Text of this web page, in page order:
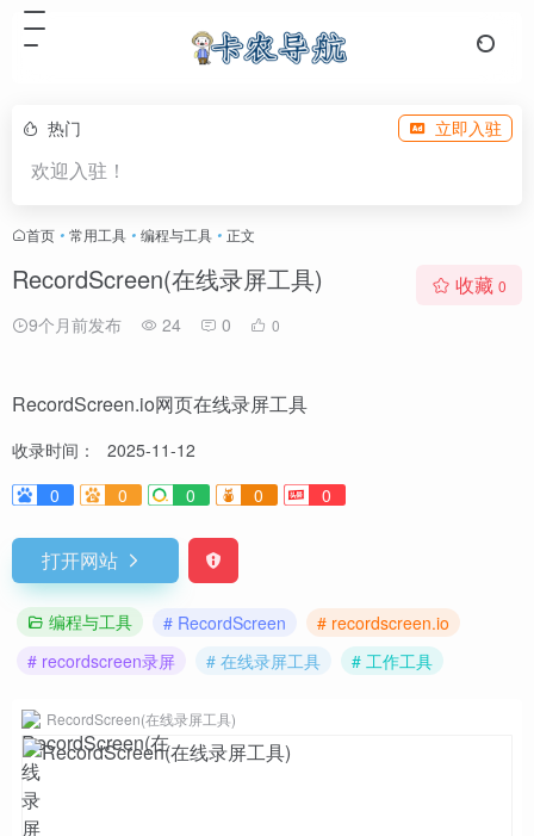
热门 立即入驻
欢迎入驻！
首页 • 常用工具 • 编程与工具 • 正文
RecordScreen(在线录屏工具)
9个月前发布 24 0 0
收藏 0
RecordScreen.io网页在线录屏工具
收录时间：
2025-11-12
0
0 0 0 0
打开网站
编程与工具 # RecordScreen
# recordscreen.io
# recordscreen录屏
# 在线录屏工具 # 工作工具
RecordScreen(在线录屏工具)